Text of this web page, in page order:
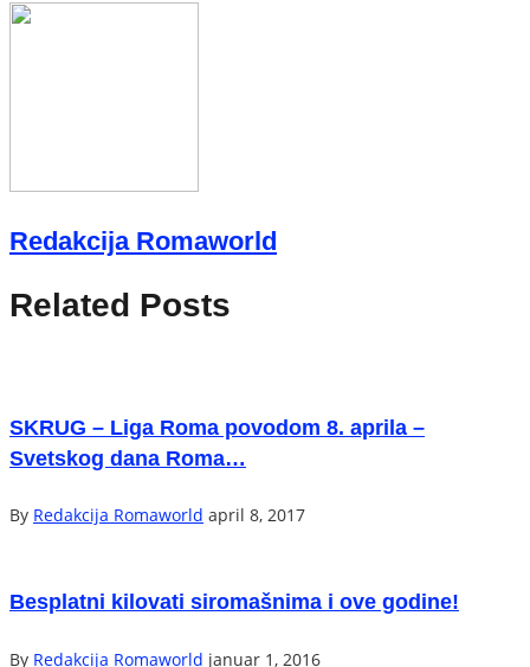
Redakcija Romaworld
Related Posts
SKRUG – Liga Roma povodom 8. aprila –
Svetskog dana Roma…
By Redakcija Romaworld april 8, 2017
Besplatni kilovati siromašnima i ove godine!
By Redakcija Romaworld januar 1, 2016